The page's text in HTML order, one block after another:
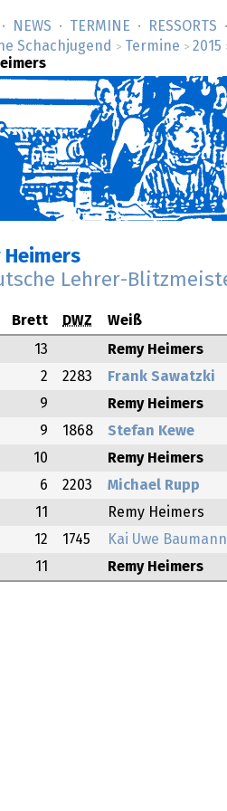
NEWS TERMINE RESSORTS
Schachjugend
> Termine > 2015
Heimers
Lehrer-
Brett DWZ Weiß
13 Remy Heimers
2 2283 Frank Sawatzki
9 Remy Heimers
9 1868 Stefan Kewe
10 Remy Heimers
6 2203 Michael Rupp
11 Remy Heimers
12 1745 Kai Uwe Baumann
11 Remy Heimers